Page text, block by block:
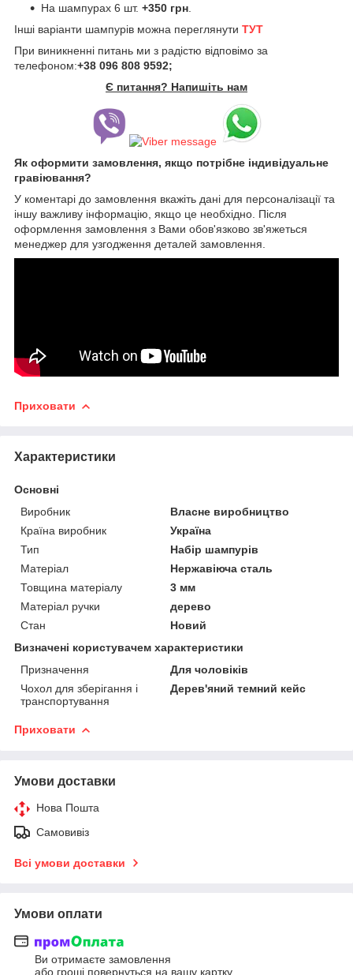
На шампурах 6 шт. +350 грн
Інші варіанти шампурів можна переглянути ТУТ
При виникненні питань ми з радістю відповімо за
телефоном:+38 096 808 9592;
Є питання? Напишіть нам
Як оформити замовлення, якщо потрібне індивідуальне
гравіювання?
У коментарі до замовлення вкажіть дані для персоналізації та
іншу важливу інформацію, якщо це необхідно. Після
оформлення замовлення з Вами обов'язково зв'яжеться
менеджер для узгодження деталей замовлення.
Приховати
Характеристики
Основні
Виробник
Власне виробництво
Країна виробник
Україна
Тип
Набір шампурів
Матеріал
Нержавіюча сталь
Товщина матеріалу
3 мм
Матеріал ручки
дерево
Стан
Новий
Визначені користувачем характеристики
Призначення
Для чоловіків
Чохол для зберігання і
транспортування
Дерев'яний темний кейс
Приховати
Умови доставки
Нова Пошта
Самовивіз
Всі умови доставки
Умови оплати
Ви отримаєте замовлення
або гроші повернуться на вашу картку